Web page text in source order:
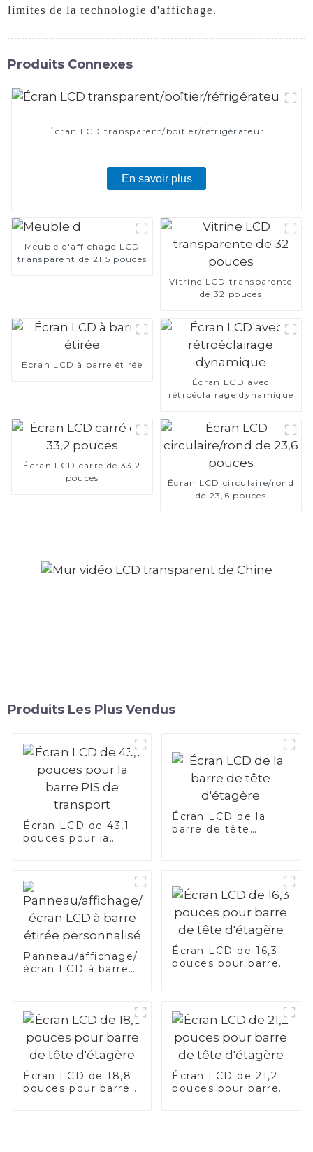
limites de la technologie d'affichage.
Produits Connexes
Écran LCD transparent/boîtier/réfrigérateur
En savoir plus
Meuble d'affichage LCD
transparent de 21,5 pouces
Vitrine LCD transparente
de 32 pouces
Écran LCD à barre étirée
Écran LCD avec
rétroéclairage dynamique
Écran LCD carré de 33,2
pouces
Écran LCD circulaire/rond
de 23,6 pouces
Produits Les Plus Vendus
Écran LCD de 43,1
pouces pour la
Écran LCD de la
barre de tête
Panneau/affichage/
écran LCD à barre
Écran LCD de 16,3
pouces pour barre
Écran LCD de 18,8
pouces pour barre
Écran LCD de 21,2
pouces pour barre